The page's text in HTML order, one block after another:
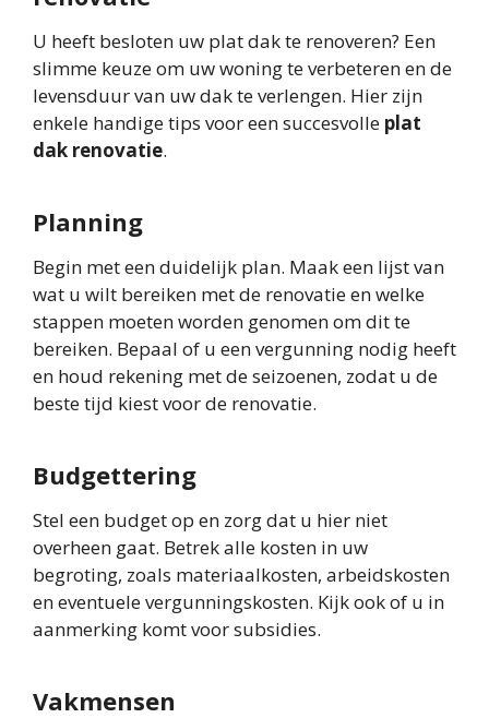
U heeft besloten uw plat dak te renoveren? Een
slimme keuze om uw woning te verbeteren en de
levensduur van uw dak te verlengen. Hier zijn
enkele handige tips voor een succesvolle plat
dak renovatie.
Planning
Begin met een duidelijk plan. Maak een lijst van
wat u wilt bereiken met de renovatie en welke
stappen moeten worden genomen om dit te
bereiken. Bepaal of u een vergunning nodig heeft
en houd rekening met de seizoenen, zodat u de
beste tijd kiest voor de renovatie.
Budgettering
Stel een budget op en zorg dat u hier niet
overheen gaat. Betrek alle kosten in uw
begroting, zoals materiaalkosten, arbeidskosten
en eventuele vergunningskosten. Kijk ook of u in
aanmerking komt voor subsidies.
Vakmensen